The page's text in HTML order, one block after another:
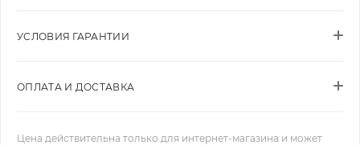
УСЛОВИЯ ГАРАНТИИ
ОПЛАТА И ДОСТАВКА
Цена действительна только для интернет-магазина и может